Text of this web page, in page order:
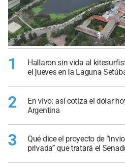
1
Hallaron sin vida al
el jueves en la Laguna
2
En vivo: así cotiza el dólar
Argentina
3
Qué dice el proyecto de
privada” que tratará el